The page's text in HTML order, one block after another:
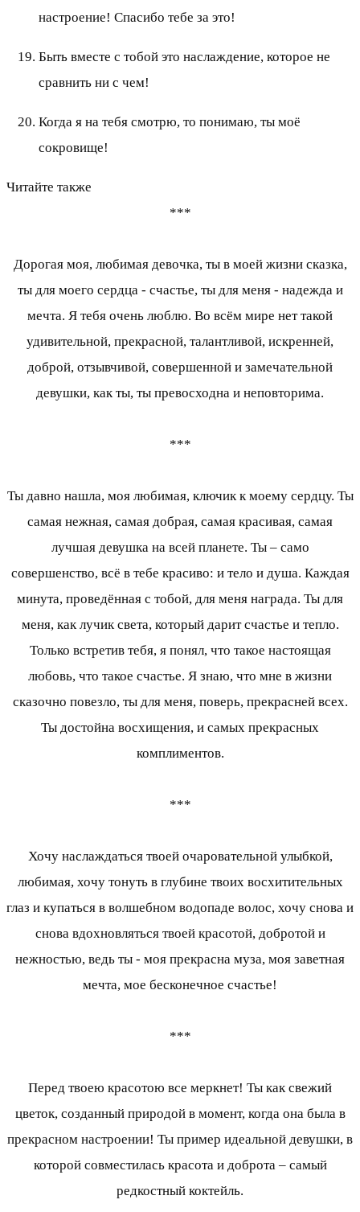
настроение! Спасибо тебе за это!
Быть вместе с тобой это наслаждение, которое не
сравнить ни с чем!
Когда я на тебя смотрю, то понимаю, ты моё
сокровище!
Читайте также
***
Дорогая моя, любимая девочка, ты в моей жизни сказка,
ты для моего сердца - счастье, ты для меня - надежда и
мечта. Я тебя очень люблю. Во всём мире нет такой
удивительной, прекрасной, талантливой, искренней,
доброй, отзывчивой, совершенной и замечательной
девушки, как ты, ты превосходна и неповторима.
***
Ты давно нашла, моя любимая, ключик к моему сердцу. Ты
самая нежная, самая добрая, самая красивая, самая
лучшая девушка на всей планете. Ты – само
совершенство, всё в тебе красиво: и тело и душа. Каждая
минута, проведённая с тобой, для меня награда. Ты для
меня, как лучик света, который дарит счастье и тепло.
Только встретив тебя, я понял, что такое настоящая
любовь, что такое счастье. Я знаю, что мне в жизни
сказочно повезло, ты для меня, поверь, прекрасней всех.
Ты достойна восхищения, и самых прекрасных
комплиментов.
***
Хочу наслаждаться твоей очаровательной улыбкой,
любимая, хочу тонуть в глубине твоих восхитительных
глаз и купаться в волшебном водопаде волос, хочу снова и
снова вдохновляться твоей красотой, добротой и
нежностью, ведь ты - моя прекрасна муза, моя заветная
мечта, мое бесконечное счастье!
***
Перед твоею красотою все меркнет! Ты как свежий
цветок, созданный природой в момент, когда она была в
прекрасном настроении! Ты пример идеальной девушки, в
которой совместилась красота и доброта – самый
редкостный коктейль.